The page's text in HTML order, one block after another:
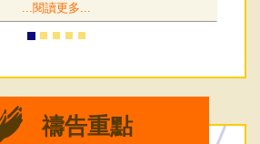
...閱讀更多...
禱告重點